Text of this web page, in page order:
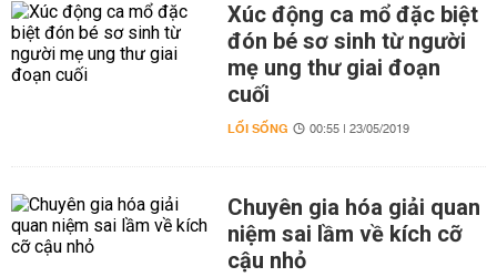
Xúc động ca mổ đặc biệt
đón bé sơ sinh từ người
mẹ ung thư giai đoạn
cuối
LỐI SỐNG 00:55 | 23/05/2019
Chuyên gia hóa giải quan
niệm sai lầm về kích cỡ
cậu nhỏ